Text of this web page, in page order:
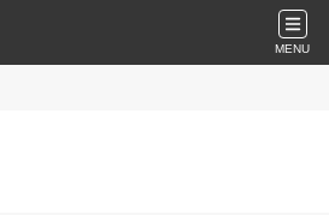
MENU